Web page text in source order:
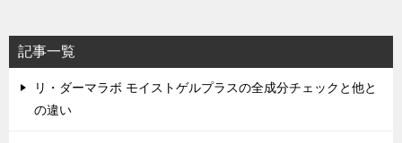
記事一覧
リ・ダーマラボ モイストゲルプラスの全成分チェックと他と
の違い